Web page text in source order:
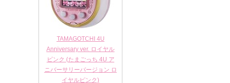
TAMAGOTCHI 4U
Anniversary ver. ロイヤル
ピンク (たまごっち 4U ア
ニバーサリーバージョン ロ
イヤルピンク)